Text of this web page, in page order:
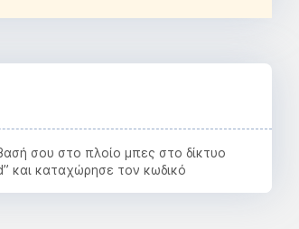
σου στο πλοίο μπες στο δίκτυο
και καταχώρησε τον κωδικό